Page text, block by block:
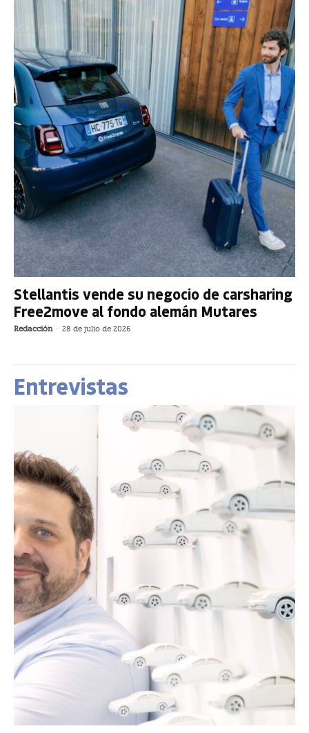
Stellantis vende su negocio de carsharing
Free2move al fondo alemán Mutares
Redacción - 28 de julio de 2026
Entrevistas